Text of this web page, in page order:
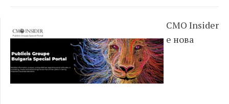
CMO Insider
е нова